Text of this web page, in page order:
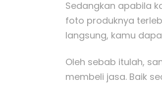
Sedangkan apabila
foto produknya
langsung, kamu
Oleh sebab itulah,
membeli jasa. Baik